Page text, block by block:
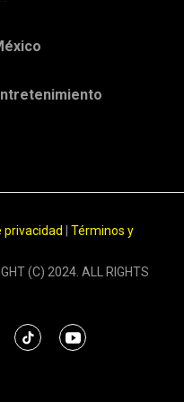
privacidad
Términos y
(C) 2024. ALL RIGHTS
t
y